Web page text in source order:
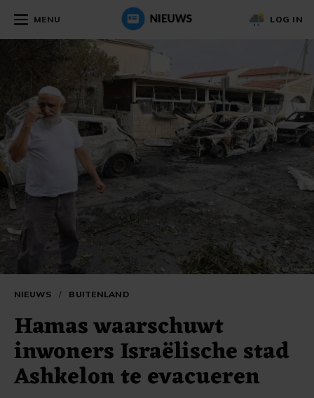
MENU LOG IN
NIEUWS / BUITENLAND
Hamas waarschuwt
inwoners Israëlische stad
Ashkelon te evacueren